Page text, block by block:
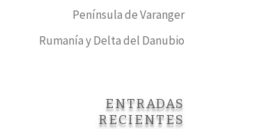
Península de Varanger
Rumanía y Delta del Danubio
ENTRADAS
RECIENTES